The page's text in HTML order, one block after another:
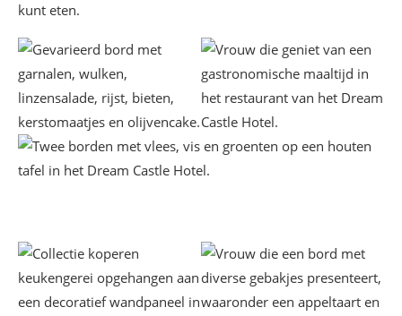
kunt eten.